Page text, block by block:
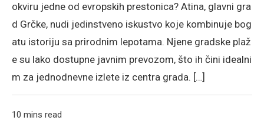
okviru jedne od evropskih prestonica? Atina, glavni gra
d Grčke, nudi jedinstveno iskustvo koje kombinuje bog
atu istoriju sa prirodnim lepotama. Njene gradske plaž
e su lako dostupne javnim prevozom, što ih čini idealni
m za jednodnevne izlete iz centra grada. […]
10 mins read